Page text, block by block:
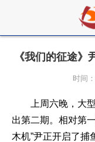
《我们的征途
时间
上周六晚，大
出第二期。相对第
木机”尹正开启了捕